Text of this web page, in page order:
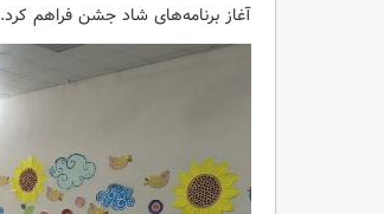
آغاز برنامه‌های شاد جشن فراهم کرد.